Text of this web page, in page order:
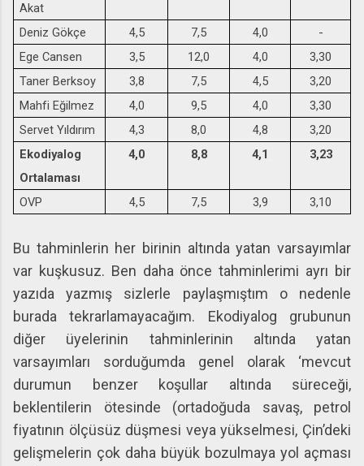
Akat
Deniz Gökçe 4,5 7,5 4,0
-
Ege Cansen
3,5 12,0 4,0
3,30
Taner Berksoy
3,8 7,5 4,5
3,20
Mahfi Eğilmez
4,0 9,5 4,0
3,30
Servet Yıldırım
4,3 8,0 4,8
3,20
Ekodiyalog
Ortalaması
4,0 8,8 4,1 3,23
OVP 4,5 7,5 3,9 3,10
Bu tahminlerin her birinin altında yatan varsayımlar
var kuşkusuz. Ben daha önce tahminlerimi ayrı bir
yazıda yazmış sizlerle paylaşmıştım o nedenle
burada tekrarlamayacağım. Ekodiyalog grubunun
diğer üyelerinin tahminlerinin altında yatan
varsayımları sorduğumda genel olarak ‘mevcut
durumun benzer koşullar altında süreceği,
beklentilerin ötesinde (ortadoğuda savaş, petrol
fiyatının ölçüsüz düşmesi veya yükselmesi, Çin’deki
gelişmelerin çok daha büyük bozulmaya yol açması